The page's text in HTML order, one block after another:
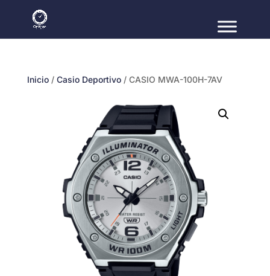
Inicio/ Casio Deportivo/ CASIO MWA-100H-7AV